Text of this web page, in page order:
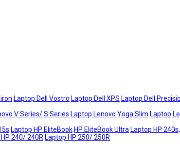
Laptop Dell Vostro Laptop Dell XPS Laptop Dell
V Series/ S Series Laptop Lenovo Yoga Slim Laptop
Laptop HP EliteBook HP EliteBook Ultra Laptop HP
240/ 240R Laptop HP 250/ 250R